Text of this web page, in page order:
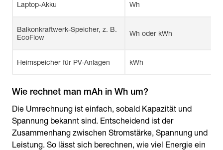
Laptop-Akku Wh
Balkonkraftwerk-Speicher, z. B.
EcoFlow
Wh oder kWh
Heimspeicher für PV-Anlagen kWh
Wie rechnet man mAh in Wh um?
Die Umrechnung ist einfach, sobald Kapazität und
Spannung bekannt sind. Entscheidend ist der
Zusammenhang zwischen Stromstärke, Spannung und
Leistung. So lässt sich berechnen, wie viel Energie ein